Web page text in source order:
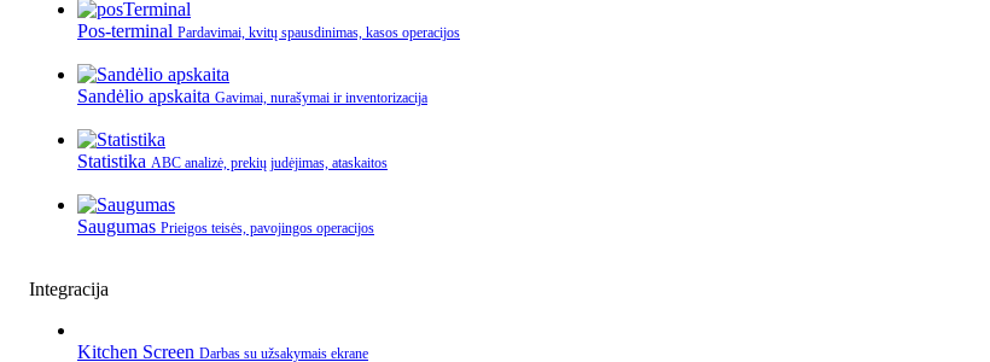
Pos-terminal Pardavimai, kvitų spausdinimas, kasos operacijos
Sandėlio apskaita Gavimai, nurašymai ir inventorizacija
Statistika ABC analizė, prekių judėjimas, ataskaitos
Saugumas Prieigos teisės, pavojingos operacijos
Integracija
Kitchen Screen Darbas su užsakymais ekrane